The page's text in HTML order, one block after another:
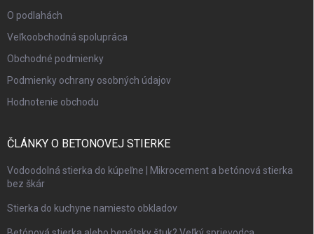
O podlahách
Veľkoobchodná spolupráca
Obchodné podmienky
Podmienky ochrany osobných údajov
Hodnotenie obchodu
ČLÁNKY O BETONOVEJ STIERKE
Vodoodolná stierka do kúpeľne | Mikrocement a betónová stierka
bez škár
Stierka do kuchyne namiesto obkladov